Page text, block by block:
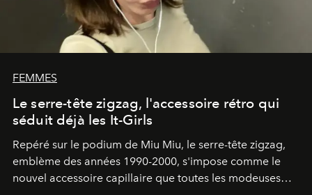
FEMMES
Le serre-tête zigzag, l'accessoire rétro qui
séduit déjà les It-Girls
Repéré sur le podium de Miu Miu, le serre-tête zigzag,
emblème des années 1990-2000, s'impose comme le
nouvel accessoire capillaire que toutes les modeuses